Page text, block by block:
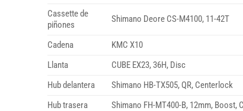
Cassette de
piñones
Shimano Deore CS-M4100, 11-42T
Cadena
KMC X10
Llanta
CUBE EX23, 36H, Disc
Hub delantera
Shimano HB-TX505, QR, Centerlock
Hub trasera
Shimano FH-MT400-B, 12mm, Boost,